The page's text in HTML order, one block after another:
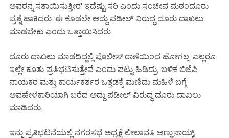
ಅವರನ್ನ ಸತಾಯಿಸುತ್ತೀರ' ಇದೆಷ್ಟು ಸರಿ ಎಂದು ಸಂಜೀವ ಮಠಂದೂರು
ಪ್ರಶ್ನೆ ಹಾಕಿದರು. ಈ ಕೂಡಲೇ ಅದ್ದು ಪಡೀಲ್ ವಿರುದ್ಧ ದೂರು ದಾಖಲು
ಮಾಡಬೇಕು ಎಂದು ಒತ್ತಾಯಿಸಿದರು.
ದೂರು ದಾಖಲು ಮಾಡದಿದ್ದಲ್ಲಿ ಪೊಲೀಸ್ ಠಾಣೆಯಿಂದ ಹೋಗಲ್ಲ. ಎಲ್ಲರೂ
ಇಲ್ಲೇ ಕೂತು ಪ್ರತಿಭಟಿಸುತ್ತೇವೆ ಎಂದು ಪಟ್ಟು ಹಿಡಿದ್ರು. ಬಳಿಕ ಬಿಜೆಪಿ
ನಾಯಕರ ಮತ್ತು ಕಾರ್ಯಕರ್ತರ ಒತ್ತಡಕ್ಕೆ ಮಣಿದು ಮಹಿಳೆ ಬಗ್ಗೆ
ಅವಹೇಳಕಾರಿಯಾಗಿ ಬರೆದ ಅದ್ದು ಪಡೀಲ್ ವಿರುದ್ಧ ದೂರು ದಾಖಲು
ಮಾಡಿದರು.
ಇನ್ನು ಪ್ರತಿಭಟನೆಯಲ್ಲಿ ನಗರಸಭೆ ಅಧ್ಯಕ್ಷೆ ಲೀಲಾವತಿ ಅಣ್ಣುನಾಯ್ಕ್,